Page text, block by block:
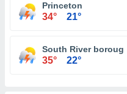
Princeton
34° 21°
South River borough
35° 22°